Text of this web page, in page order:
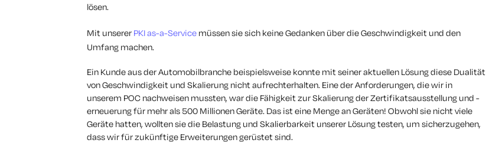
lösen.
Mit unserer PKI as-a-Service müssen sie sich keine Gedanken über die Geschwindigkeit und den
Umfang machen.
Ein Kunde aus der Automobilbranche beispielsweise konnte mit seiner aktuellen Lösung diese Dualität
von Geschwindigkeit und Skalierung nicht aufrechterhalten. Eine der Anforderungen, die wir in
unserem POC nachweisen mussten, war die Fähigkeit zur Skalierung der Zertifikatsausstellung und -
erneuerung für mehr als 500 Millionen Geräte. Das ist eine Menge an Geräten! Obwohl sie nicht viele
Geräte hatten, wollten sie die Belastung und Skalierbarkeit unserer Lösung testen, um sicherzugehen,
dass wir für zukünftige Erweiterungen gerüstet sind.